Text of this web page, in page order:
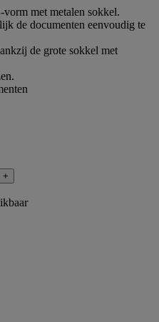
met metalen sokkel.
de documenten eenvoudig te
de grote sokkel met
+